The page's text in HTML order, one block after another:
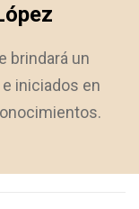
brindará un
iniciados en